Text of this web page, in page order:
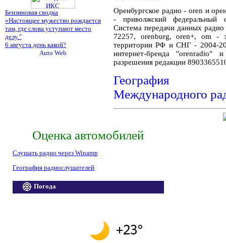
Бензиновая сводка
«Настоящее мужество рождается
там, где слова уступают место
делу."
6 августа день какой?
Оренбургское радио - oren и
- приволжский федеральный
Система передачи данных
72257, orenburg, oren+, om -
территории РФ и СНГ - 2004-
интернет-бренда "orenradio"
разрешения редакции
География
Международного
Оценка автомобилей
Слушать радио через Winamp
География радиослушателей
Погода